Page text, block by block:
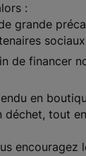
:
grande
de financer
en
tout